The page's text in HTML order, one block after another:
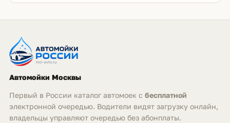
Автомойки Москвы
Первый в России каталог автомоек с бесплатной
электронной очередью. Водители видят загрузку онлайн,
владельцы управляют очередью без абонплаты.